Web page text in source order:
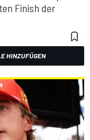
Finish der
HINZUFÜGEN